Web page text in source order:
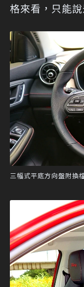
格來看，只能
三幅式平底方向盤附換